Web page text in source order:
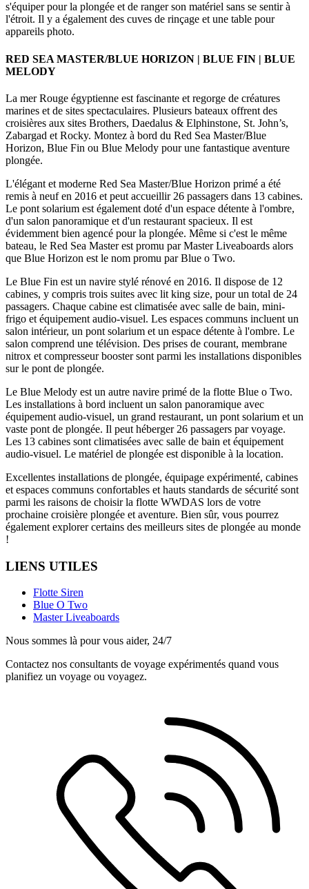
s'équiper pour la plongée et de ranger son matériel sans se sentir à
l'étroit. Il y a également des cuves de rinçage et une table pour
appareils photo.
RED SEA MASTER/BLUE HORIZON | BLUE FIN | BLUE
MELODY
La mer Rouge égyptienne est fascinante et regorge de créatures
marines et de sites spectaculaires. Plusieurs bateaux offrent des
croisières aux sites Brothers, Daedalus & Elphinstone, St. John’s,
Zabargad et Rocky. Montez à bord du Red Sea Master/Blue
Horizon, Blue Fin ou Blue Melody pour une fantastique aventure
plongée.
L'élégant et moderne Red Sea Master/Blue Horizon primé a été
remis à neuf en 2016 et peut accueillir 26 passagers dans 13 cabines.
Le pont solarium est également doté d'un espace détente à l'ombre,
d'un salon panoramique et d'un restaurant spacieux. Il est
évidemment bien agencé pour la plongée. Même si c'est le même
bateau, le Red Sea Master est promu par Master Liveaboards alors
que Blue Horizon est le nom promu par Blue o Two.
Le Blue Fin est un navire stylé rénové en 2016. Il dispose de 12
cabines, y compris trois suites avec lit king size, pour un total de 24
passagers. Chaque cabine est climatisée avec salle de bain, mini-
frigo et équipement audio-visuel. Les espaces communs incluent un
salon intérieur, un pont solarium et un espace détente à l'ombre. Le
salon comprend une télévision. Des prises de courant, membrane
nitrox et compresseur booster sont parmi les installations disponibles
sur le pont de plongée.
Le Blue Melody est un autre navire primé de la flotte Blue o Two.
Les installations à bord incluent un salon panoramique avec
équipement audio-visuel, un grand restaurant, un pont solarium et un
vaste pont de plongée. Il peut héberger 26 passagers par voyage.
Les 13 cabines sont climatisées avec salle de bain et équipement
audio-visuel. Le matériel de plongée est disponible à la location.
Excellentes installations de plongée, équipage expérimenté, cabines
et espaces communs confortables et hauts standards de sécurité sont
parmi les raisons de choisir la flotte WWDAS lors de votre
prochaine croisière plongée et aventure. Bien sûr, vous pourrez
également explorer certains des meilleurs sites de plongée au monde
!
LIENS UTILES
Flotte Siren
Blue O Two
Master Liveaboards
Nous sommes là pour vous aider, 24/7
Contactez nos consultants de voyage expérimentés quand vous
planifiez un voyage ou voyagez.